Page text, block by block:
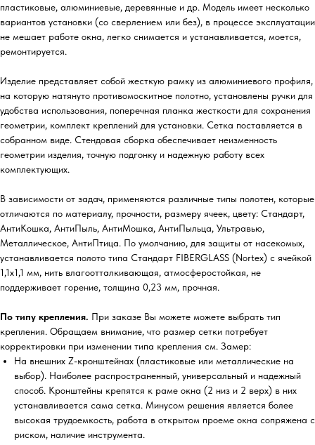
пластиковые, алюминиевые, деревянные и др. Модель имеет несколько
вариантов установки (со сверлением или без), в процессе эксплуатации
не мешает работе окна, легко снимается и устанавливается, моется,
ремонтируется.
Изделие представляет собой жесткую рамку из алюминиевого профиля,
на которую натянуто противомоскитное полотно, установлены ручки для
удобства использования, поперечная планка жесткости для сохранения
геометрии, комплект креплений для установки. Сетка поставляется в
собранном виде. Стендовая сборка обеспечивает неизменность
геометрии изделия, точную подгонку и надежную работу всех
комплектующих.
В зависимости от задач, применяются различные типы полотен, которые
отличаются по материалу, прочности, размеру ячеек, цвету: Стандарт,
АнтиКошка, АнтиПыль, АнтиМошка, АнтиПыльца, Ультравью,
Металлическое, АнтиПтица. По умолчанию, для защиты от насекомых,
устанавливается полото типа Стандарт FIBERGLASS (Nortex) с ячейкой
1,1х1,1 мм, нить влагоотталкивающая, атмосферостойкая, не
поддерживает горение, толщина 0,23 мм, прочная.
По типу крепления. При заказе Вы можете можете выбрать тип
крепления. Обращаем внимание, что размер сетки потребует
корректировки при изменении типа крепления см. Замер:
На внешних Z-кронштейнах (пластиковые или металлические на
выбор). Наиболее распространенный, универсальный и надежный
способ. Кронштейны крепятся к раме окна (2 низ и 2 верх) в них
устанавливается сама сетка. Минусом решения является более
высокая трудоемкость, работа в открытом проеме окна сопряжена с
риском, наличие инструмента.